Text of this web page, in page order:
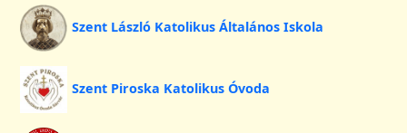
Szent László Katolikus Általános Iskola
Szent Piroska Katolikus Óvoda